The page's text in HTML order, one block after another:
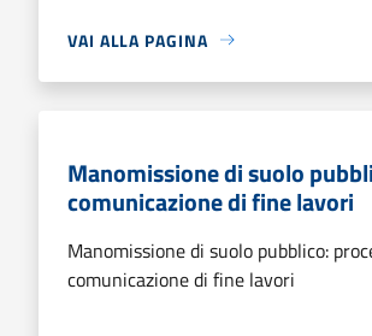
VAI ALLA PAGINA
Manomissione di suolo
comunicazione di fine lavori
Manomissione di suolo pubblico:
comunicazione di fine lavori